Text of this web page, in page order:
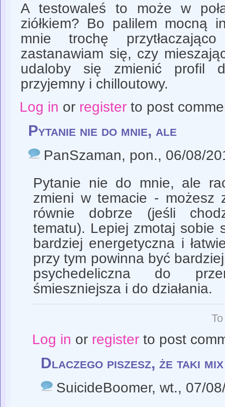
A testowaleś to może w
ziółkiem? Bo palilem mocną
mnie trochę
zastanawiam się, czy
udaloby się zmienić profil
przyjemny i chilloutowy.
Log in or registerto post
Pytanie nie do mnie, ale
PanSzaman, pon., 06/08/
Pytanie nie do mnie, ale
zmieni w temacie - możesz
równie dobrze (jeśli
tematu). Lepiej zmotaj sobie
bardziej energetyczna i
przy tym powinna być
psychedeliczna do
śmieszniejsza i do działania.
Log in or registerto post
Dlaczego piszesz, że taki mix
SuicideBoomer, wt., 07/